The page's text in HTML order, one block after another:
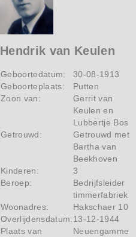
Hendrik van Keulen
Geboortedatum:
30-08-1913
Geboorteplaats:
Putten
Zoon van:
Gerrit van
Keulen en
Lubbertje Bos
Getrouwd:
Getrouwd met
Bartha van
Beekhoven
Kinderen:
3
Beroep:
Bedrijfsleider
timmerfabriek
Woonadres:
Hakschaer 10
Overlijdensdatum:13-12-1944
Plaats van
Neuengamme